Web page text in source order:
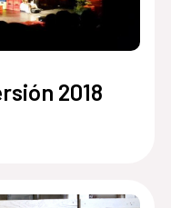
2018